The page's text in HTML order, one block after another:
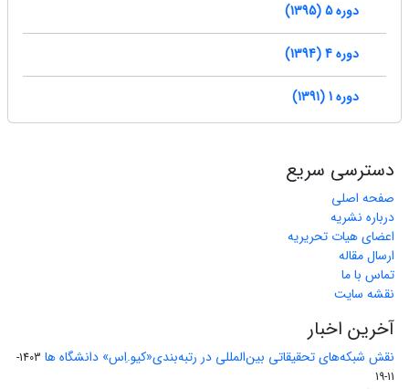
دوره 5 (1395)
دوره 4 (1394)
دوره 1 (1391)
دسترسی سریع
صفحه اصلی
درباره نشریه
اعضای هیات تحریریه
ارسال مقاله
تماس با ما
نقشه سایت
آخرین اخبار
نقش شبکه‌های تحقیقاتی بین‌المللی در رتبه‌بندی«کیو.اِس» دانشگاه ها
1403-
11-19